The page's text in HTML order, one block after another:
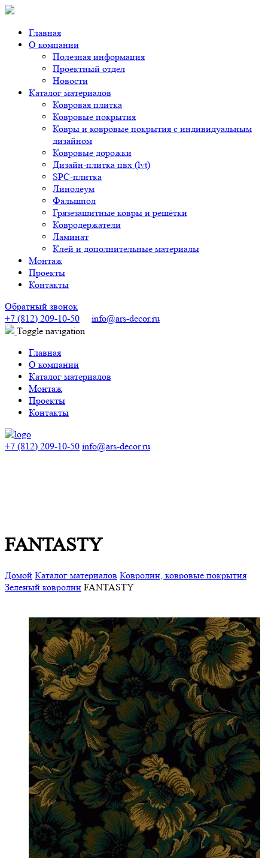
Главная
О компании
Полезная информация
Проектный отдел
Новости
Каталог материалов
Ковровая плитка
Ковровые покрытия
Ковры и ковровые покрытия с индивидуальным
дизайном
Ковровые дорожки
Дизайн-плитка пвх (lvt)
SPC-плитка
Линолеум
Фальшпол
Грязезащитные ковры и решётки
Ковродержатели
Ламинат
Клей и дополнительные материалы
Монтаж
Проекты
Контакты
Обратный звонок
+7 (812) 209-10-50
info@ars-decor.ru
Toggle navigation
Главная
О компании
Каталог материалов
Монтаж
Проекты
Контакты
+7 (812) 209-10-50 info@ars-decor.ru
FANTASTY
Домой Каталог материалов Ковролин, ковровые покрытия
Зеленый ковролин FANTASTY